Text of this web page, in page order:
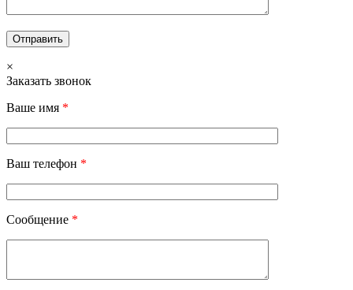
×
Заказать звонок
Ваше имя *
Ваш телефон *
Сообщение *